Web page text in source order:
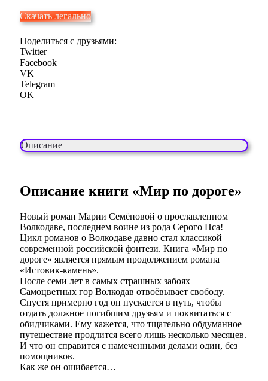
Скачать легально
Поделиться с друзьями:
Twitter
Facebook
VK
Telegram
OK
Описание
Описание книги «Мир по дороге»
Новый роман Марии Семёновой о прославленном
Волкодаве, последнем воине из рода Серого Пса!
Цикл романов о Волкодаве давно стал классикой
современной российской фэнтези. Книга «Мир по
дороге» является прямым продолжением романа
«Истовик-камень».
После семи лет в самых страшных забоях
Самоцветных гор Волкодав отвоёвывает свободу.
Спустя примерно год он пускается в путь, чтобы
отдать должное погибшим друзьям и поквитаться с
обидчиками. Ему кажется, что тщательно обдуманное
путешествие продлится всего лишь несколько месяцев.
И что он справится с намеченными делами один, без
помощников.
Как же он ошибается…